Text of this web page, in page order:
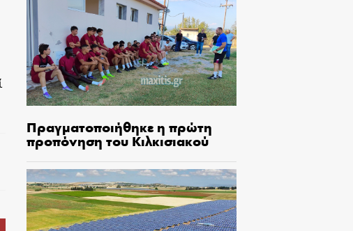
Πραγματοποιήθηκε η πρώτη
προπόνηση του Κιλκισιακού